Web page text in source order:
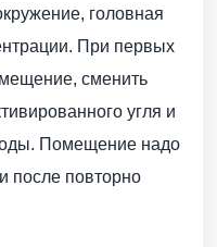
головная
При первых
сменить
угля и
Помещение надо
после повторно